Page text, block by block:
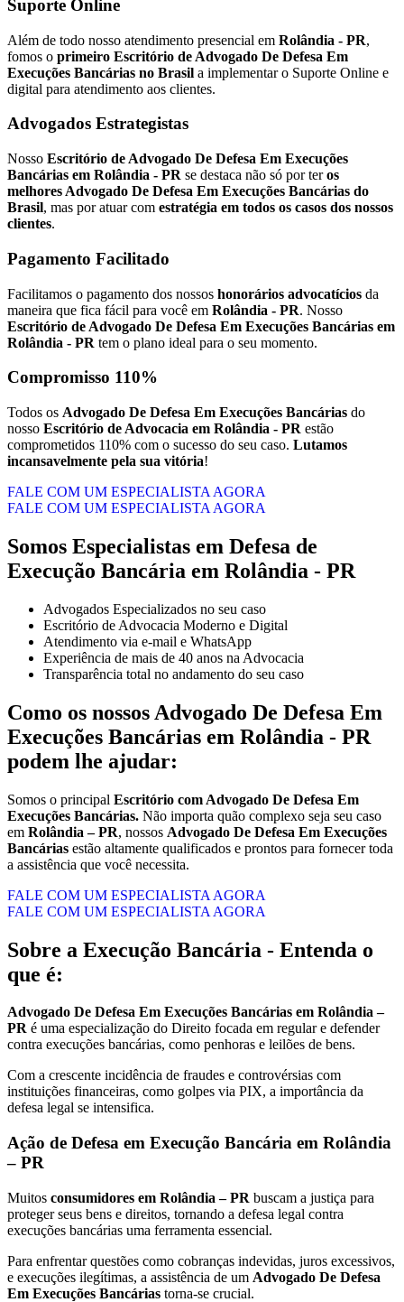
Suporte Online
Além de todo nosso atendimento presencial em Rolândia - PR,
fomos o primeiro Escritório de Advogado De Defesa Em
Execuções Bancárias no Brasil a implementar o Suporte Online e
digital para atendimento aos clientes.
Advogados Estrategistas
Nosso Escritório de Advogado De Defesa Em Execuções
Bancárias em Rolândia - PR se destaca não só por teros
melhores Advogado De Defesa Em Execuções Bancárias do
Brasil, mas por atuar com estratégia em todos os casos dos nossos
clientes.
Pagamento Facilitado
Facilitamos o pagamento dos nossos honorários advocatícios da
maneira que fica fácil para você em Rolândia - PR. Nosso
Escritório de Advogado De Defesa Em Execuções Bancárias em
Rolândia - PR tem o plano ideal para o seu momento.
Compromisso 110%
Todos os Advogado De Defesa Em Execuções Bancárias do
nosso Escritório de Advocacia em Rolândia - PR estão
comprometidos 110% com o sucesso do seu caso. Lutamos
incansavelmente pela sua vitória!
FALE COM UM ESPECIALISTA AGORA
FALE COM UM ESPECIALISTA AGORA
Somos Especialistas em Defesa de
Execução Bancária em Rolândia - PR
Advogados Especializados no seu caso
Escritório de Advocacia Moderno e Digital
Atendimento via e-mail e WhatsApp
Experiência de mais de 40 anos na Advocacia
Transparência total no andamento do seu caso
Como os nossos Advogado De Defesa Em
Execuções Bancárias em Rolândia - PR
podem lhe ajudar:
Somos o principal Escritório com Advogado De Defesa Em
Execuções Bancárias. Não importa quão complexo seja seu caso
em Rolândia – PR, nossos Advogado De Defesa Em Execuções
Bancárias estão altamente qualificados e prontos para fornecer toda
a assistência que você necessita.
FALE COM UM ESPECIALISTA AGORA
FALE COM UM ESPECIALISTA AGORA
Sobre a Execução Bancária - Entenda o
que é:
Advogado De Defesa Em Execuções Bancárias em Rolândia –
PR é uma especialização do Direito focada em regular e defender
contra execuções bancárias, como penhoras e leilões de bens.
Com a crescente incidência de fraudes e controvérsias com
instituições financeiras, como golpes via PIX, a importância da
defesa legal se intensifica.
Ação de Defesa em Execução Bancária em Rolândia
– PR
Muitos consumidores em Rolândia – PR buscam a justiça para
proteger seus bens e direitos, tornando a defesa legal contra
execuções bancárias uma ferramenta essencial.
Para enfrentar questões como cobranças indevidas, juros excessivos,
e execuções ilegítimas, a assistência de um Advogado De Defesa
Em Execuções Bancárias torna-se crucial.